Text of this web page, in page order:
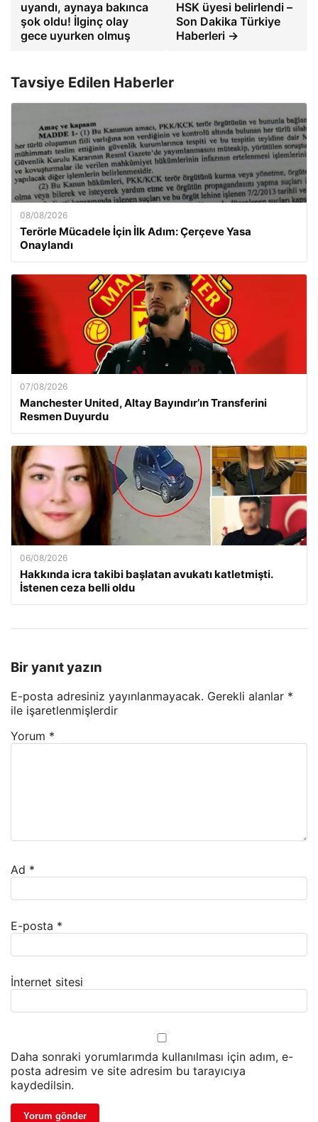
uyandı, aynaya bakınca
şok oldu! İlginç olay
gece uyurken olmuş
HSK üyesi belirlendi –
Son Dakika Türkiye
Haberleri →
Tavsiye Edilen Haberler
08/08/2026
Terörle Mücadele İçin İlk Adım: Çerçeve Yasa
Onaylandı
07/08/2026
Manchester United, Altay Bayındır’ın Transferini
Resmen Duyurdu
06/08/2026
Hakkında icra takibi başlatan avukatı katletmişti.
İstenen ceza belli oldu
Bir yanıt yazın
E-posta adresiniz yayınlanmayacak. Gerekli alanlar *
ile işaretlenmişlerdir
Yorum *
Ad *
E-posta *
İnternet sitesi
Daha sonraki yorumlarımda kullanılması için adım, e-
posta adresim ve site adresim bu tarayıcıya
kaydedilsin.